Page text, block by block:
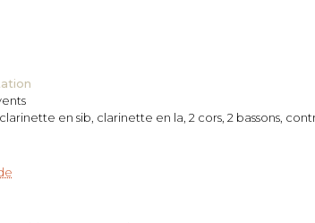
en sib, clarinette en la, 2 cors, 2 bassons,